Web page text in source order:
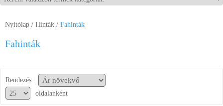
Viszonteladóknak
Nyitólap / Hinták / Fahinták
Fahinták
Rendezés:
oldalanként